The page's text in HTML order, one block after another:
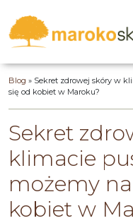
Blog » Sekret zdrowej skóry w
się od kobiet w Maroku?
Sekret
klimacie
możemy
kobiet w